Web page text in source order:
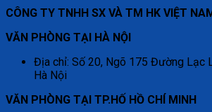
CÔNG TY TNHH SX VÀ TM HK VIỆT
VĂN PHÒNG TẠI HÀ NỘI
Địa chỉ: Số 20, Ngõ 175 Đường Lạc
Hà Nội
VĂN PHÒNG TẠI TP.HỐ HỒ CHÍ MINH